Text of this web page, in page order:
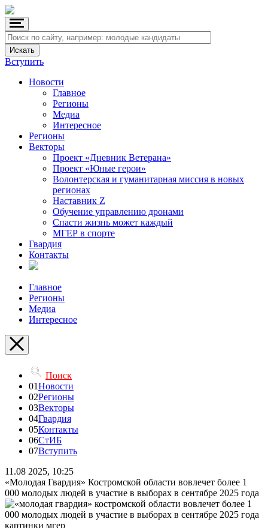
Вступить
Новости
Главное
Регионы
Медиа
Интересное
Регионы
Векторы
Проект «Дневник Ветерана»
Проект «Юные герои»
Волонтерская и гуманитарная миссия в новых
регионах
Наставник Z
Обучение управлению дронами
Спасти жизнь может каждый
МГЕР в спорте
Гвардия
Контакты
Главное
Регионы
Медиа
Интересное
Поиск
01Новости
02Регионы
03Векторы
04Гвардия
05Контакты
06СтИБ
07Вступить
11.08 2025, 10:25
«Молодая Гвардия» Костромской области вовлечет более 1
000 молодых людей в участие в выборах в сентябре 2025 года